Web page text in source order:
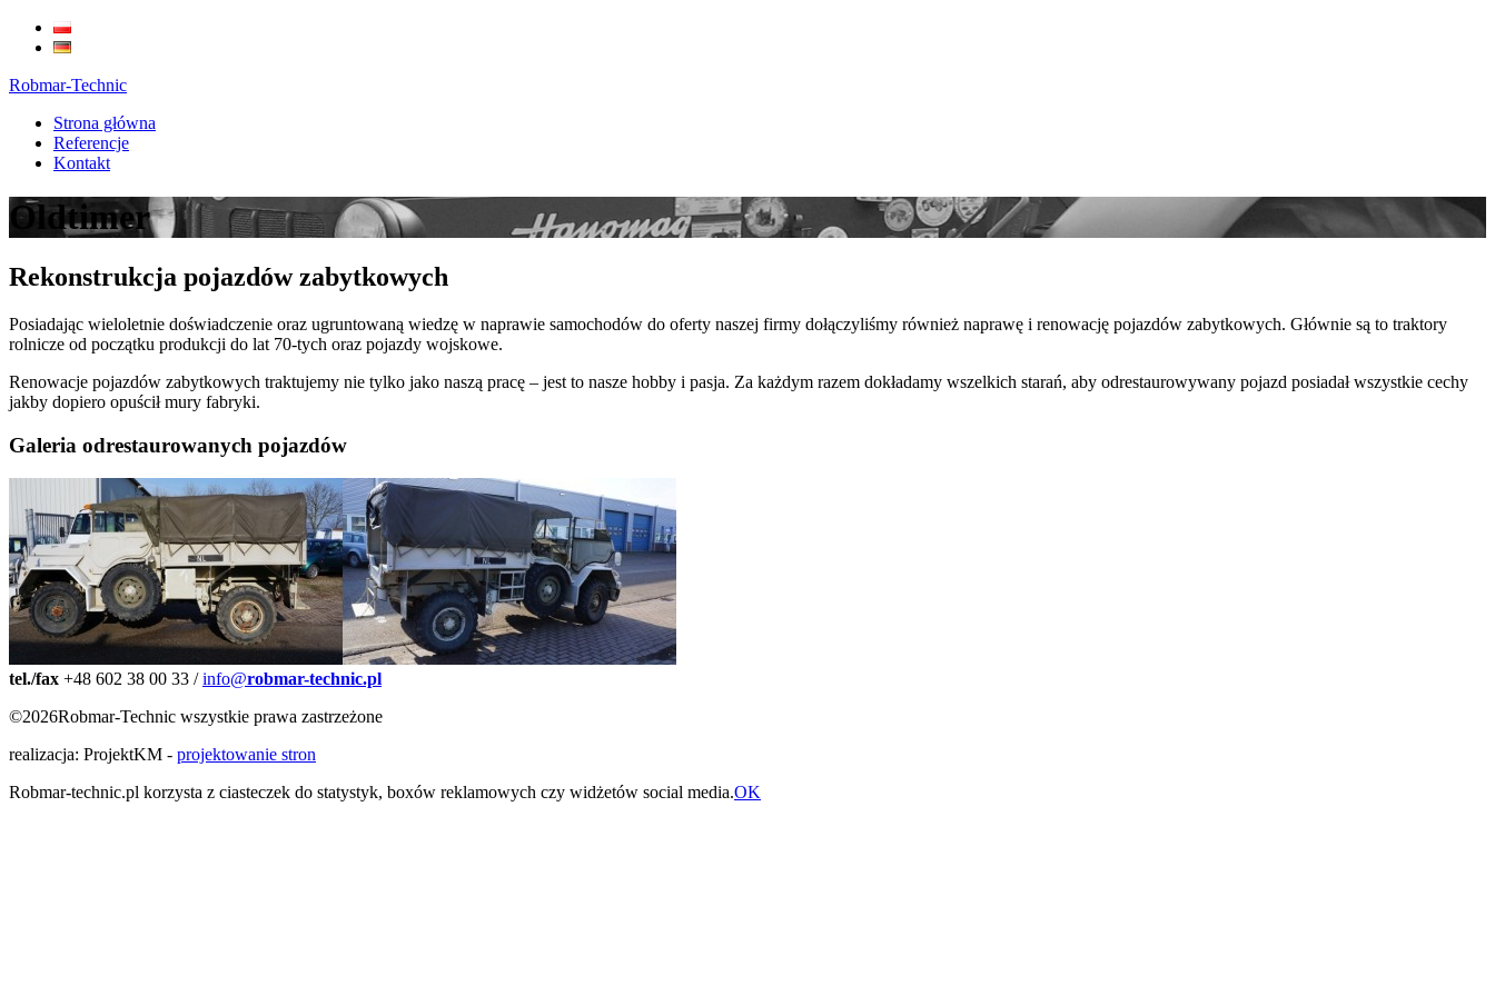
Robmar-Technic
Strona główna
Referencje
Kontakt
Oldtimer
Rekonstrukcja pojazdów zabytkowych
Posiadając wieloletnie doświadczenie oraz ugruntowaną wiedzę w naprawie samochodów do oferty naszej firmy dołączyliśmy również naprawę i renowację pojazdów zabytkowych. Głównie są to traktory
rolnicze od początku produkcji do lat 70-tych oraz pojazdy wojskowe.
Renowacje pojazdów zabytkowych traktujemy nie tylko jako naszą pracę – jest to nasze hobby i pasja. Za każdym razem dokładamy wszelkich starań, aby odrestaurowywany pojazd posiadał wszystkie cechy
jakby dopiero opuścił mury fabryki.
Galeria odrestaurowanych pojazdów
tel./fax +48 602 38 00 33 / info@robmar-technic.pl
©2026Robmar-Technic wszystkie prawa zastrzeżone
realizacja: ProjektKM - projektowanie stron
Robmar-technic.pl korzysta z ciasteczek do statystyk, boxów reklamowych czy widżetów social media.OK